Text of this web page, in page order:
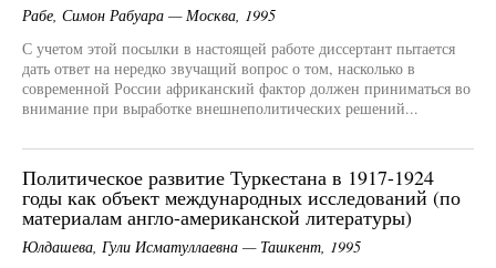
Рабе, Симон Рабуара — Москва, 1995
С учетом этой посылки в настоящей работе диссертант пытается
дать ответ на нередко звучащий вопрос о том, насколько в
современной России африканский фактор должен приниматься во
внимание при выработке внешнеполитических решений...
Политическое развитие Туркестана в 1917-1924
годы как объект международных исследований (по
материалам англо-американской литературы)
Юлдашева, Гули Исматуллаевна — Ташкент, 1995